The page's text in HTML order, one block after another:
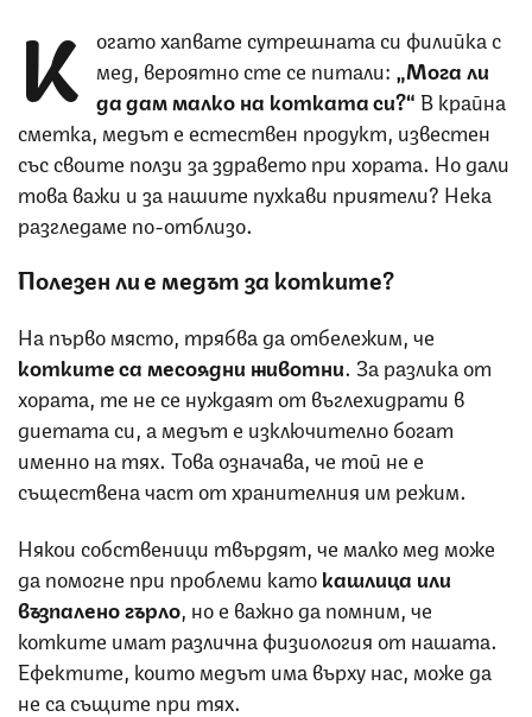
К огато хапвате сутрешната си филийка с
мед, вероятно сте се питали: „Мога ли
да дам малко на котката си?“ В крайна
сметка, медът е естествен продукт, известен
със своите ползи за здравето при хората. Но дали
това важи и за нашите пухкави приятели? Нека
разгледаме по-отблизо.
Полезен ли е медът за котките?
На първо място, трябва да отбележим, че
котките са месоядни животни. За разлика от
хората, те не се нуждаят от въглехидрати в
диетата си, а медът е изключително богат
именно на тях. Това означава, че той не е
съществена част от хранителния им режим.
Някои собственици твърдят, че малко мед може
да помогне при проблеми катокашлица или
възпалено гърло , но е важно да помним, че
котките имат различна физиология от нашата.
Ефектите, които медът има върху нас, може да
не са същите при тях.